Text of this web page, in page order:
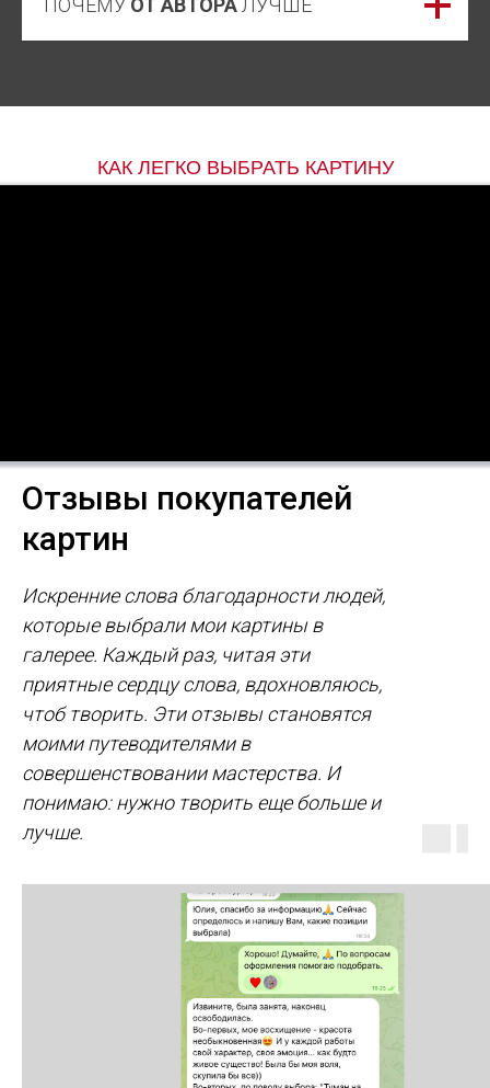
КАК ЛЕГКО ВЫБРАТЬ КАРТИНУ
Отзывы покупателей
картин
Искренние слова благодарности людей,
которые выбрали мои картины в
галерее. Каждый раз, читая эти
приятные сердцу слова, вдохновляюсь,
чтоб творить. Эти отзывы становятся
моими путеводителями в
совершенствовании мастерства. И
понимаю: нужно творить еще больше и
лучше.